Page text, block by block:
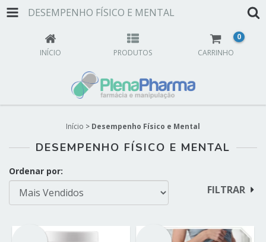
DESEMPENHO FÍSICO E MENTAL
INÍCIO PRODUTOS CARRINHO
0
Início > Desempenho Físico e Mental
DESEMPENHO FÍSICO E MENTAL
Ordenar por:
FILTRAR